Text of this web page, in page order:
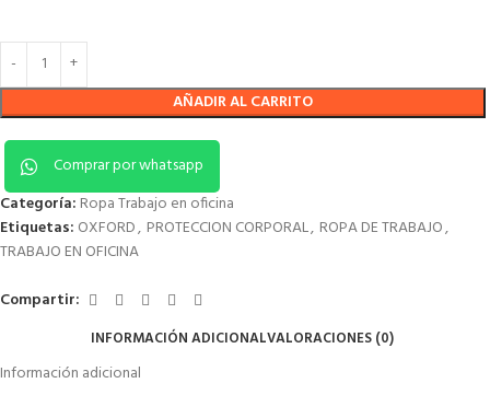
AÑADIR AL CARRITO
Comprar por whatsapp
Categoría: Ropa Trabajo en oficina
Etiquetas: OXFORD, PROTECCION CORPORAL, ROPA DE TRABAJO,
TRABAJO EN OFICINA
Compartir:
INFORMACIÓN ADICIONALVALORACIONES (0)
Información adicional